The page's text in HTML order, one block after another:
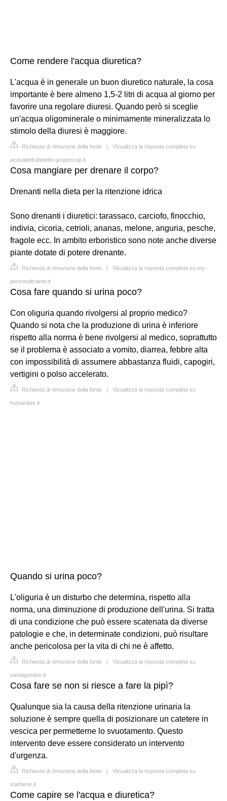
Come rendere l'acqua diuretica?
L'acqua è in generale un buon diuretico naturale, la cosa
importante è bere almeno 1,5-2 litri di acqua al giorno per
favorire una regolare diuresi. Quando però si sceglie
un'acqua oligominerale o minimamente mineralizzata lo
stimolo della diuresi è maggiore.
Richiesta di rimozione della fonte | Visualizza la risposta completa su
acquadelrubinetto.gruppocap.it
Cosa mangiare per drenare il corpo?
Drenanti nella dieta per la ritenzione idrica
Sono drenanti i diuretici: tarassaco, carciofo, finocchio,
indivia, cicoria, cetrioli, ananas, melone, anguria, pesche,
fragole ecc. In ambito erboristico sono note anche diverse
piante dotate di potere drenante.
Richiesta di rimozione della fonte | Visualizza la risposta completa su my-
personaltrainer.it
Cosa fare quando si urina poco?
Con oliguria quando rivolgersi al proprio medico?
Quando si nota che la produzione di urina è inferiore
rispetto alla norma è bene rivolgersi al medico, soprattutto
se il problema è associato a vomito, diarrea, febbre alta
con impossibilità di assumere abbastanza fluidi, capogiri,
vertigini o polso accelerato.
Richiesta di rimozione della fonte | Visualizza la risposta completa su
humanitas.it
Quando si urina poco?
L'oliguria è un disturbo che determina, rispetto alla
norma, una diminuzione di produzione dell'urina. Si tratta
di una condizione che può essere scatenata da diverse
patologie e che, in determinate condizioni, può risultare
anche pericolosa per la vita di chi ne è affetto.
Richiesta di rimozione della fonte | Visualizza la risposta completa su
santagostino.it
Cosa fare se non si riesce a fare la pipì?
Qualunque sia la causa della ritenzione urinaria la
soluzione è sempre quella di posizionare un catetere in
vescica per permetterne lo svuotamento. Questo
intervento deve essere considerato un intervento
d'urgenza.
Richiesta di rimozione della fonte | Visualizza la risposta completa su
starbene.it
Come capire se l'acqua e diuretica?